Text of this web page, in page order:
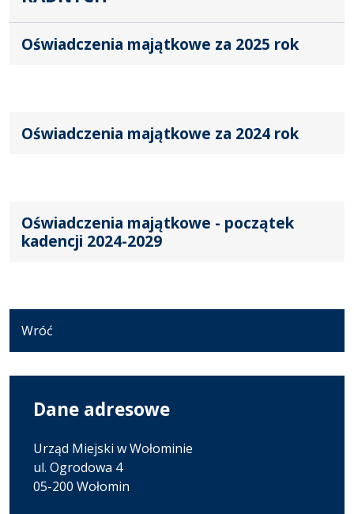
Oświadczenia majątkowe za 2025 rok
Oświadczenia majątkowe za 2024 rok
Oświadczenia majątkowe - początek
kadencji 2024-2029
Wróć
Dane adresowe
Urząd Miejski w Wołominie
ul. Ogrodowa 4
05-200 Wołomin